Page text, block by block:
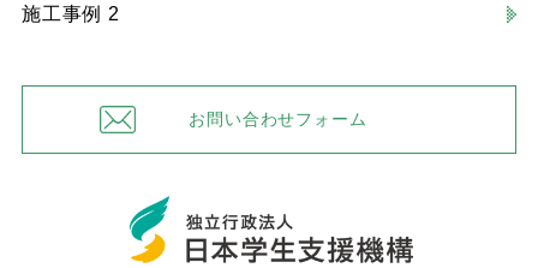
施工事例 2
お問い合わせフォーム